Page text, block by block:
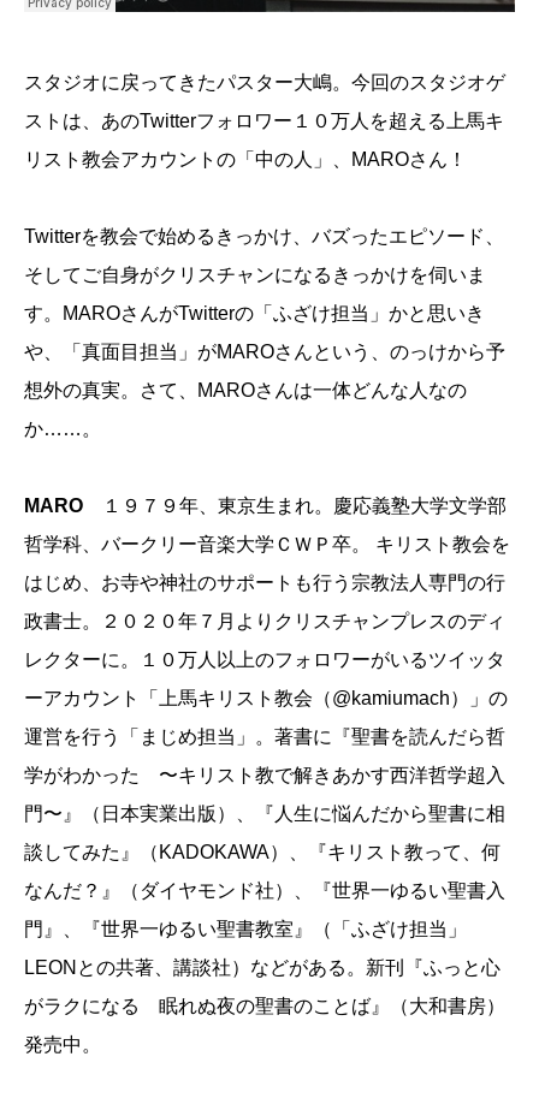
スタジオに戻ってきたパスター大嶋。今回のスタジオゲ
ストは、あのTwitterフォロワー１０万人を超える上馬キ
リスト教会アカウントの「中の人」、MAROさん！
Twitterを教会で始めるきっかけ、バズったエピソード、
そしてご自身がクリスチャンになるきっかけを伺いま
す。MAROさんがTwitterの「ふざけ担当」かと思いき
や、「真面目担当」がMAROさんという、のっけから予
想外の真実。さて、MAROさんは一体どんな人なの
か……。
MARO
１９７９年、東京生まれ。慶応義塾大学文学部
哲学科、バークリー音楽大学ＣＷＰ卒。 キリスト教会を
はじめ、お寺や神社のサポートも行う宗教法人専門の行
政書士。２０２０年７月よりクリスチャンプレスのディ
レクターに。１０万人以上のフォロワーがいるツイッタ
ーアカウント「上馬キリスト教会（@kamiumach）」の
運営を行う「まじめ担当」。著書に『聖書を読んだら哲
学がわかった 〜キリスト教で解きあかす西洋哲学超入
門〜』（日本実業出版）、『人生に悩んだから聖書に相
談してみた』（KADOKAWA）、『キリスト教って、何
なんだ？』（ダイヤモンド社）、『世界一ゆるい聖書入
門』、『世界一ゆるい聖書教室』（「ふざけ担当」
LEONとの共著、講談社）などがある。新刊『ふっと心
がラクになる 眠れぬ夜の聖書のことば』（大和書房）
発売中。